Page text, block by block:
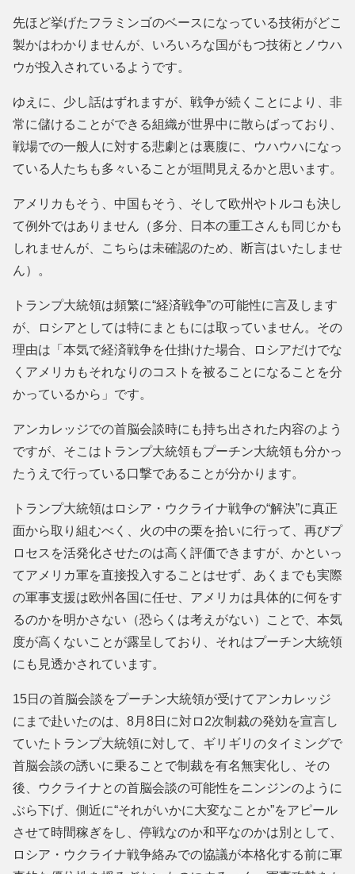
先ほど挙げたフラミンゴのベースになっている技術がどこ
製かはわかりませんが、いろいろな国がもつ技術とノウハ
ウが投入されているようです。
ゆえに、少し話はずれますが、戦争が続くことにより、非
常に儲けることができる組織が世界中に散らばっており、
戦場での一般人に対する悲劇とは裏腹に、ウハウハになっ
ている人たちも多々いることが垣間見えるかと思います。
アメリカもそう、中国もそう、そして欧州やトルコも決し
て例外ではありません（多分、日本の重工さんも同じかも
しれませんが、こちらは未確認のため、断言はいたしませ
ん）。
トランプ大統領は頻繁に“経済戦争”の可能性に言及します
が、ロシアとしては特にまともには取っていません。その
理由は「本気で経済戦争を仕掛けた場合、ロシアだけでな
くアメリカもそれなりのコストを被ることになることを分
かっているから」です。
アンカレッジでの首脳会談時にも持ち出された内容のよう
ですが、そこはトランプ大統領もプーチン大統領も分かっ
たうえで行っている口撃であることが分かります。
トランプ大統領はロシア・ウクライナ戦争の“解決”に真正
面から取り組むべく、火の中の栗を拾いに行って、再びプ
ロセスを活発化させたのは高く評価できますが、かといっ
てアメリカ軍を直接投入することはせず、あくまでも実際
の軍事支援は欧州各国に任せ、アメリカは具体的に何をす
るのかを明かさない（恐らくは考えがない）ことで、本気
度が高くないことが露呈しており、それはプーチン大統領
にも見透かされています。
15日の首脳会談をプーチン大統領が受けてアンカレッジ
にまで赴いたのは、8月8日に対ロ2次制裁の発効を宣言し
ていたトランプ大統領に対して、ギリギリのタイミングで
首脳会談の誘いに乗ることで制裁を有名無実化し、その
後、ウクライナとの首脳会談の可能性をニンジンのように
ぶら下げ、側近に“それがいかに大変なことか”をアピール
させて時間稼ぎをし、停戦なのか和平なのかは別として、
ロシア・ウクライナ戦争絡みでの協議が本格化する前に軍